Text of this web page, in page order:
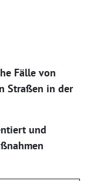
Fälle von
Straßen in der
und